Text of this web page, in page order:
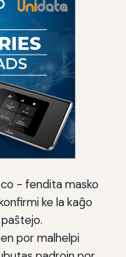
- fendita masko
ke la kaĝo
por malhelpi